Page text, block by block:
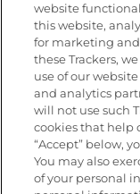
Recibe
Email
website
this website,
for marketing
these Trackers,
use of our
and analytics
will not use such
cookies that help
“Accept” below,
You may also
of your personal